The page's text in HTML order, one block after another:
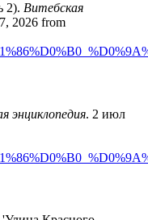
2). Витебская
2026 from
энциклопедия. 2 июл